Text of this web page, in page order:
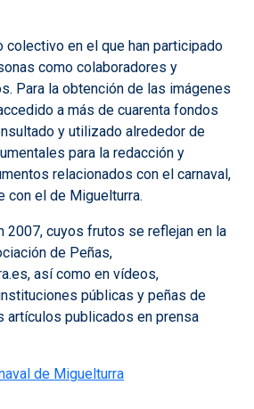
colectivo en el que han participado
como colaboradores y
Para la obtención de las imágenes
a más de cuarenta fondos
y utilizado alrededor de
para la redacción y
relacionados con el carnaval,
con el de Miguelturra.
2007, cuyos frutos se reflejan en la
de Peñas,
así como en vídeos,
públicas y peñas de
artículos publicados en prensa
de Miguelturra